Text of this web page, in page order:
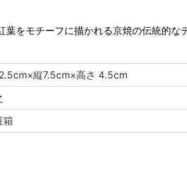
をモチーフに描かれる京焼の伝統的な
縦7.5cm×高さ 4.5cm
箱